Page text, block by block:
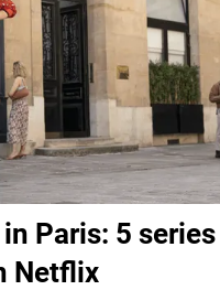
Paris: 5 series
Netflix